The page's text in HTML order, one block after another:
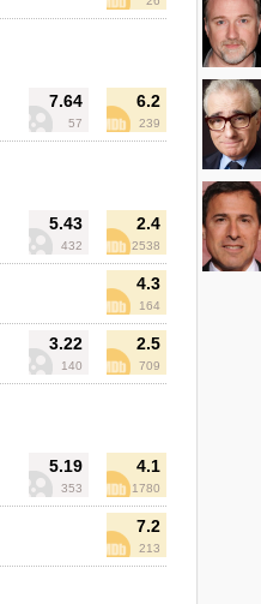
7.64
57
6.2
239
5.43
432
2.4
2538
4.3
164
3.22
140
2.5
709
5.19
353
4.1
1780
7.2
213